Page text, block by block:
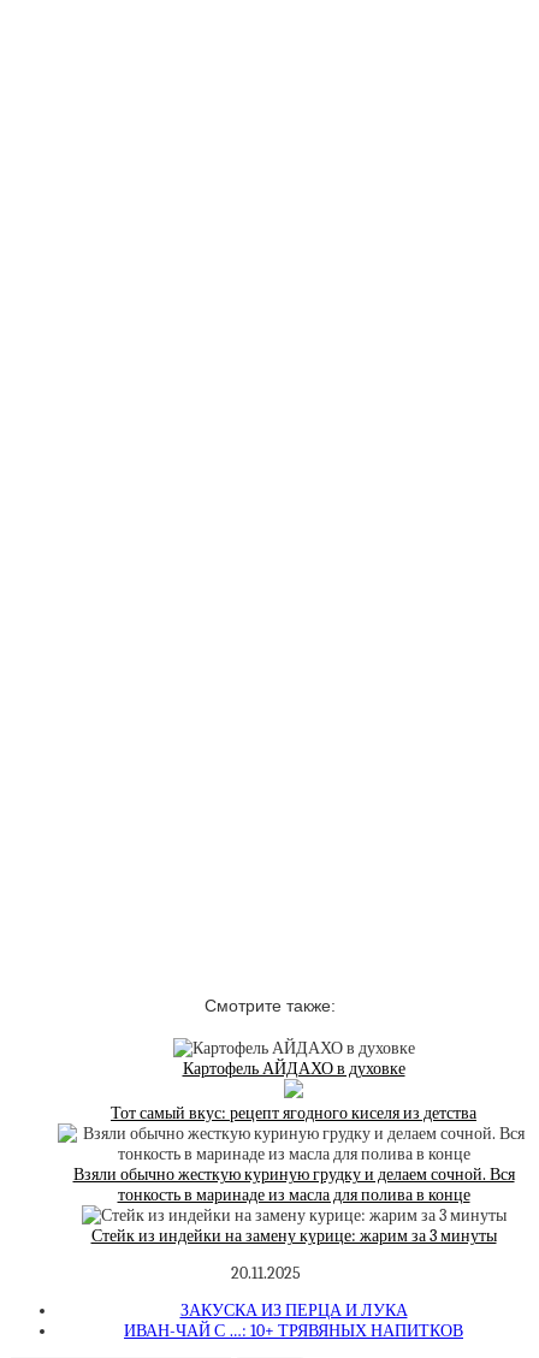
Смотрите также:
Картофель АЙДАХО в духовке
Тот самый вкус: рецепт ягодного киселя из детства
Взяли обычно жесткую куриную грудку и делаем сочной. Вся
тонкость в маринаде из масла для полива в конце
Стейк из индейки на замену курице: жарим за 3 минуты
20.11.2025
ЗАКУСКА ИЗ ПЕРЦА И ЛУКА
ИВАН-ЧАЙ С …: 10+ ТРЯВЯНЫХ НАПИТКОВ